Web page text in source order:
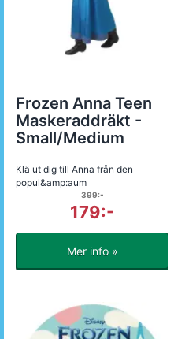
Frozen Anna Teen
Maskeraddräkt -
Small/Medium
Klä ut dig till Anna från den
popul&amp:aum
399:-
179:-
Mer info »